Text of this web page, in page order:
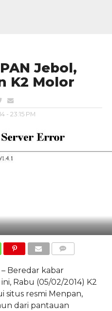
Jebol,
K2 Molor
- 23:15 PM
Beredar kabar
Rabu (05/02/2014) K2
situs resmi Menpan,
dari pantauan